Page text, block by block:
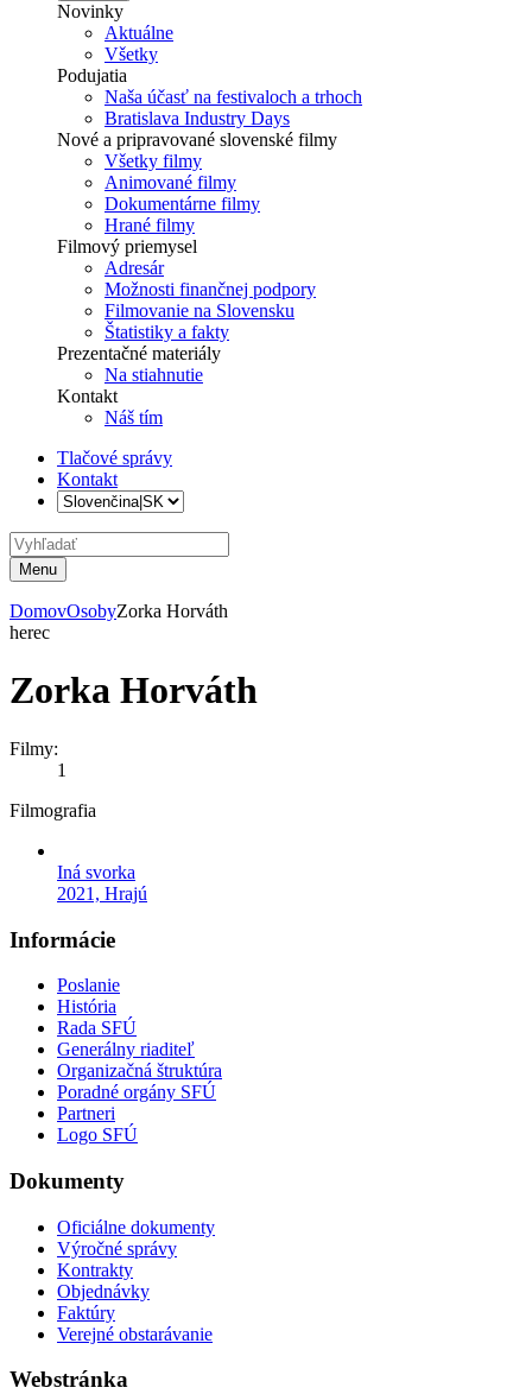
Novinky
Aktuálne
Všetky
Podujatia
Naša účasť na festivaloch a trhoch
Bratislava Industry Days
Nové a pripravované slovenské filmy
Všetky filmy
Animované filmy
Dokumentárne filmy
Hrané filmy
Filmový priemysel
Adresár
Možnosti finančnej podpory
Filmovanie na Slovensku
Štatistiky a fakty
Prezentačné materiály
Na stiahnutie
Kontakt
Náš tím
Tlačové správy
Kontakt
Menu
DomovOsobyZorka Horváth
herec
Zorka Horváth
Filmy:
1
Filmografia
Iná svorka
2021, Hrajú
Informácie
Poslanie
História
Rada SFÚ
Generálny riaditeľ
Organizačná štruktúra
Poradné orgány SFÚ
Partneri
Logo SFÚ
Dokumenty
Oficiálne dokumenty
Výročné správy
Kontrakty
Objednávky
Faktúry
Verejné obstarávanie
Webstránka